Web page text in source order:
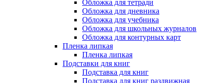
Обложка для тетради
Обложка для дневника
Обложка для учебника
Обложка для школьных журналов
Обложка для контурных карт
Пленка липкая
Пленка липкая
Подставки для книг
Подставка для книг
Подставка для книг раздвижная